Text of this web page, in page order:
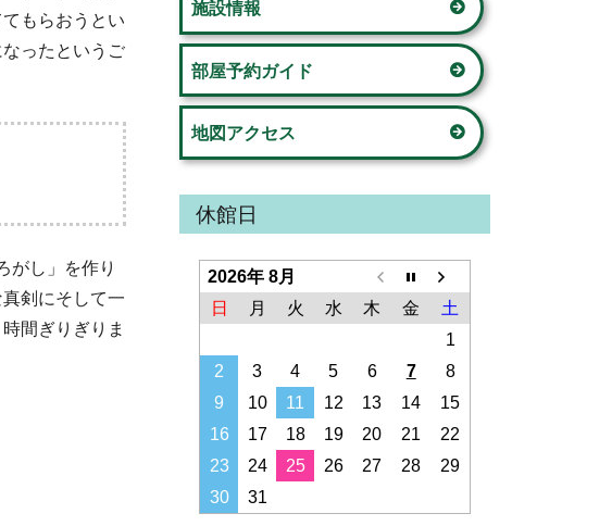
荏田コミュニティハウス
美しが丘公園こどもログハウス
新石川スポーツ会館
さつきが丘コミュニティハウス
山内コミュニティハウス
すすき野コミュニティハウス
みたけ台コミュニティハウス
青葉スポーツプラザ
もらおうとい
ったというご
がし」を作り
剣にそして一
間ぎりぎりま
ー
施設情報
部屋予約ガイド
地図アクセス
休館日
2026年 8月
日
月 火 水 木 金
土
1
2
3 4 5 6 7
8
9
10 11 12 13 14
15
16
17 18 19 20 21
22
23
24 25 26 27 28
29
30
31